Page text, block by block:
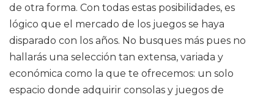
de otra forma. Con todas estas posibilidades, es
lógico que el mercado de los juegos se haya
disparado con los años. No busques más pues no
hallarás una selección tan extensa, variada y
económica como la que te ofrecemos: un solo
espacio donde adquirir consolas y juegos de